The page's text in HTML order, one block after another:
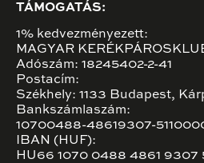
TÁMOGATÁS:
1% kedvezményezett:
MAGYAR
Adószám: 18245402-2-41
Postacím:
Székhely: 1133 Budapest,
Bankszámlaszám:
10700488-48619307-
IBAN (HUF):
HU66 1070 0488 4861 9307